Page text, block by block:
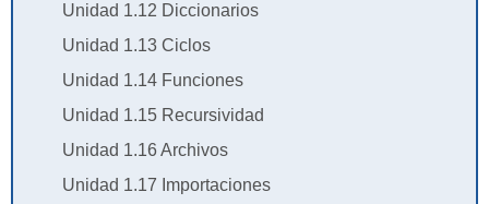
Unidad 1.12 Diccionarios
Unidad 1.13 Ciclos
Unidad 1.14 Funciones
Unidad 1.15 Recursividad
Unidad 1.16 Archivos
Unidad 1.17 Importaciones